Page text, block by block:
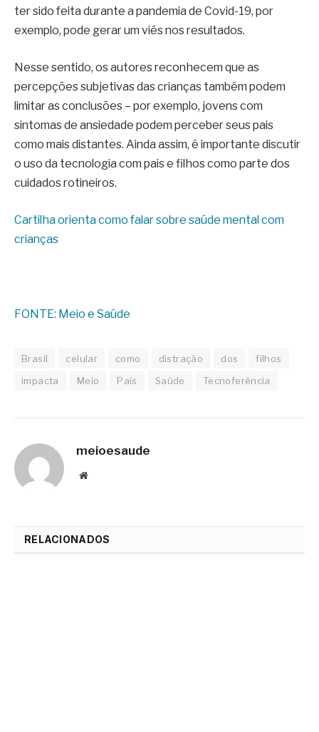
ter sido feita durante a pandemia de Covid-19, por
exemplo, pode gerar um viés nos resultados.
Nesse sentido, os autores reconhecem que as
percepções subjetivas das crianças também podem
limitar as conclusões – por exemplo, jovens com
sintomas de ansiedade podem perceber seus pais
como mais distantes. Ainda assim, é importante discutir
o uso da tecnologia com pais e filhos como parte dos
cuidados rotineiros.
Cartilha orienta como falar sobre saúde mental com
crianças
FONTE: Meio e Saúde
Brasil celular como distração dos
filhos
impacta
Meio País Saúde Tecnoferência
meioesaude
Website
RELACIONADOS